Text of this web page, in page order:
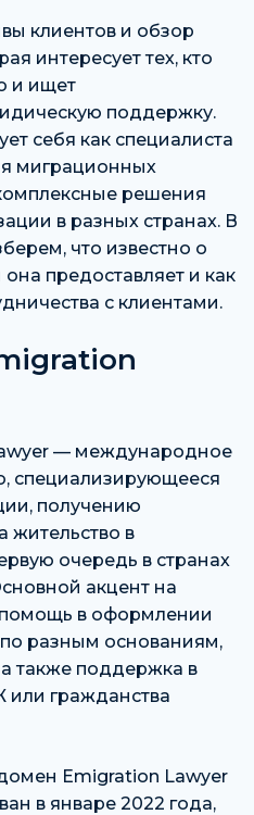
клиентов и обзор
интересует тех, кто
и ищет
поддержку.
себя как специалиста
миграционных
решения
в разных странах. В
что известно о
предоставляет и как
с клиентами.
— международное
специализирующееся
получению
жительство в
очередь в странах
акцент на
в оформлении
разным основаниям,
также поддержка в
или гражданства
Emigration Lawyer
в январе 2022 года,